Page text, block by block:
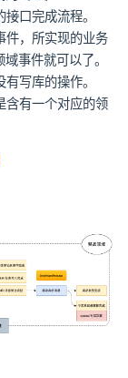
口完成流程。
件，所实现的业务
事件就可以了。
写库的操作。
含有一个对应的领